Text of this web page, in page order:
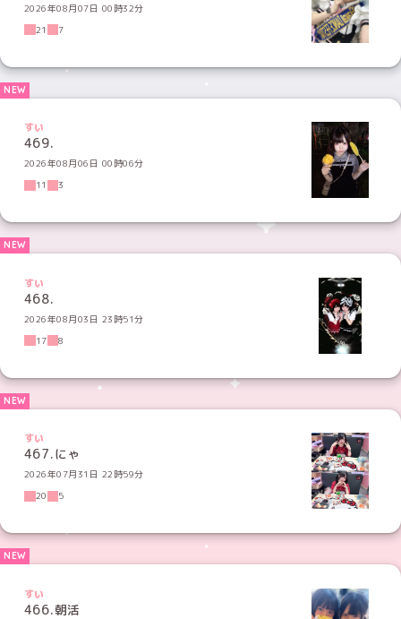
2026年08月07日 00時32分
21
7
すい
469.
2026年08月06日 00時06分
11
3
すい
468.
2026年08月03日 23時51分
17
8
すい
467.にゃ
2026年07月31日 22時59分
20
5
すい
466.朝活